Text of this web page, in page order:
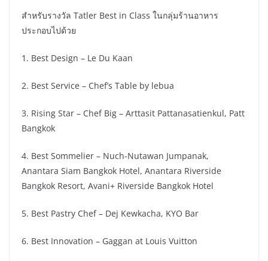
สำหรับรางวัล Tatler Best in Class ในกลุ่มร้านอาหาร
ประกอบไปด้วย
1. Best Design – Le Du Kaan
2. Best Service – Chef’s Table by lebua
3. Rising Star – Chef Big – Arttasit Pattanasatienkul, Patt
Bangkok
4. Best Sommelier – Nuch-Nutawan Jumpanak,
Anantara Siam Bangkok Hotel, Anantara Riverside
Bangkok Resort, Avani+ Riverside Bangkok Hotel
5. Best Pastry Chef – Dej Kewkacha, KYO Bar
6. Best Innovation – Gaggan at Louis Vuitton